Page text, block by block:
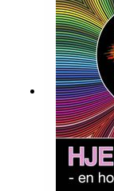
samme